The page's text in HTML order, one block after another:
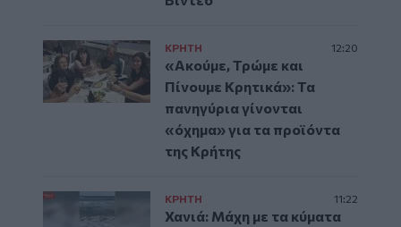
ΚΡΗΤΗ 12:20
«Ακούμε, Τρώμε και
Πίνουμε Κρητικά»: Τα
πανηγύρια γίνονται
«όχημα» για τα προϊόντα
της Κρήτης
ΚΡΗΤΗ 11:22
Χανιά: Μάχη με τα κύματα